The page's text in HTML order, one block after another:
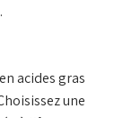
acides gras
une